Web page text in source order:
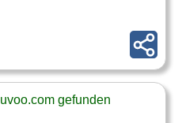
gefunden